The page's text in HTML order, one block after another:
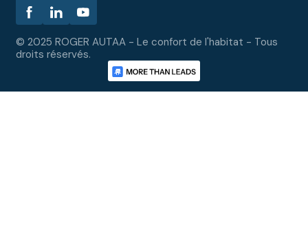
© 2025 ROGER AUTAA - Le confort de l'habitat - Tous
droits réservés.